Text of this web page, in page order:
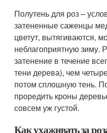
Полутень для роз –
затененные саженцы
цветут, вытягиваются,
неблагоприятную зиму.
затенение в течение
тени дерева), чем
потом сплошную тень.
проредить кроны
совсем уж густой.
Как ухаживать за